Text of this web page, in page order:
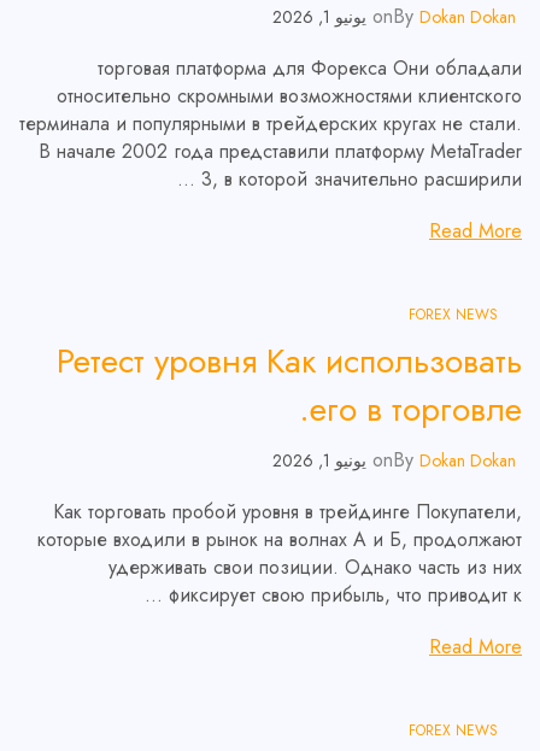
By Dokan Dokan
on يونيو 1, 2026
торговая платформа для Форекса Они обладали
относительно скромными возможностями клиентского
терминала и популярными в трейдерских кругах не стали.
В начале 2002 года представили платформу MetaTrader
3, в которой значительно расширили …
Read More
FOREX NEWS
Ретест уровня Как использовать
его в торговле.
By Dokan Dokan
on يونيو 1, 2026
Как торговать пробой уровня в трейдинге Покупатели,
которые входили в рынок на волнах А и Б, продолжают
удерживать свои позиции. Однако часть из них
фиксирует свою прибыль, что приводит к …
Read More
FOREX NEWS